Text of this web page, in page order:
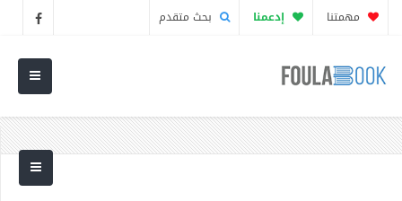
مهمتنا إدعمنا بحث متقدم